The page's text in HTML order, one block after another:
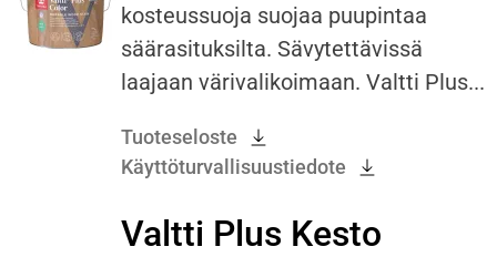
kosteussuoja suojaa puupintaa
säärasituksilta. Sävytettävissä
laajaan värivalikoimaan. Valtti Plus...
Tuoteseloste
Käyttöturvallisuustiedote
Valtti Plus Kesto